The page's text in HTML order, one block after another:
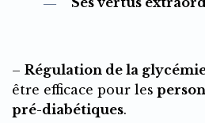
– Régulation de la
être efficace pour les
pré-diabétiques.